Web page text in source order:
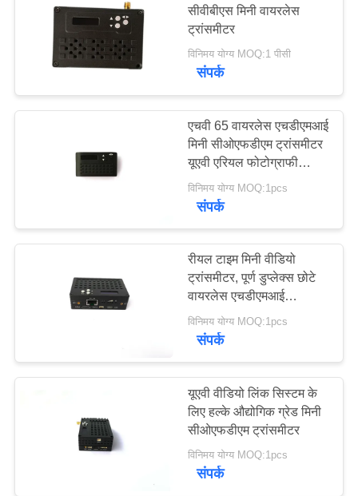
करें
नीति
सीवीबीएस मिनी वायरलेस
ट्रांसमीटर
विनिमय योग्य MOQ:1 पीसी
संपर्क
एचवी 65 वायरलेस एचडीएमआई
मिनी सीओएफडीएम ट्रांसमीटर
यूएवी एरियल फोटोग्राफी
सिस्टम के लिए
विनिमय योग्य MOQ:1pcs
संपर्क
रीयल टाइम मिनी वीडियो
ट्रांसमीटर, पूर्ण डुप्लेक्स छोटे
वायरलेस एचडीएमआई
ट्रांसमीटर
विनिमय योग्य MOQ:1pcs
संपर्क
यूएवी वीडियो लिंक सिस्टम के
लिए हल्के औद्योगिक ग्रेड मिनी
सीओएफडीएम ट्रांसमीटर
विनिमय योग्य MOQ:1pcs
संपर्क